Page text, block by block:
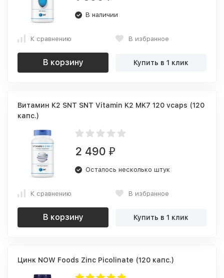
В наличии
К сравнению В избранное
В корзину Купить в 1 клик
Витамин К2 SNT SNT Vitamin K2 MK7 120 vcaps (120
капс.)
2 490 ₽
Осталось несколько штук
К сравнению В избранное
В корзину Купить в 1 клик
Цинк NOW Foods Zinc Picolinate (120 капс.)